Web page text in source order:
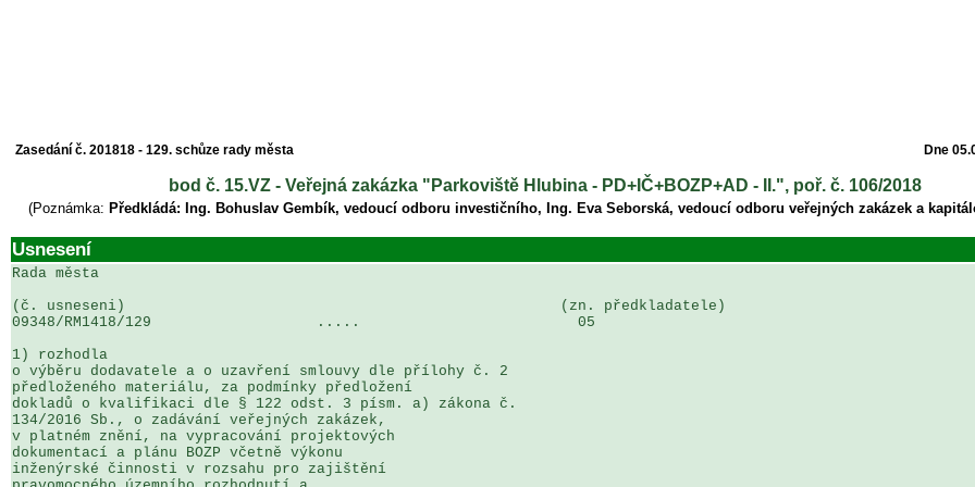
Zasedání č. 201818 - 129. schůze rady města Dne
bod č. 15.VZ - Veřejná zakázka "Parkoviště Hlubina - PD+IČ+BOZP+AD - II.", poř. č. 106/2018
(Poznámka: Předkládá: Ing. Bohuslav Gembík, vedoucí odboru investičního, Ing. Eva Seborská, vedoucí odboru veřejných zakázek a
Usnesení
Rada města
(č. usneseni)                                                  (zn. předkladatele)
09348/RM1418/129                   .....                         05
1) rozhodla
o výběru dodavatele a o uzavření smlouvy dle přílohy č. 2
předloženého materiálu, za podmínky předložení
dokladů o kvalifikaci dle § 122 odst. 3 písm. a) zákona č.
134/2016 Sb., o zadávání veřejných zakázek,
v platném znění, na vypracování projektových
dokumentací a plánu BOZP včetně výkonu
inženýrské činnosti v rozsahu pro zajištění